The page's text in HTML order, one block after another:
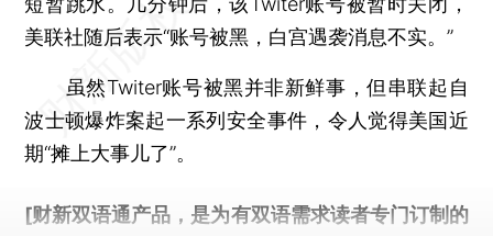
美联社随后表示“账号被黑，白宫遇袭消息不实。”
虽然Twiter账号被黑并非新鲜事，但串联起自
波士顿爆炸案起一系列安全事件，令人觉得美国近
期“摊上大事儿了”。
[财新双语通产品，是为有双语需求读者专门订制的